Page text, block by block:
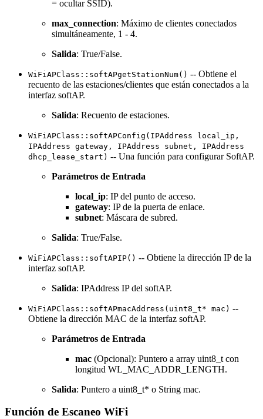
= ocultar SSID).
max_connection: Máximo de clientes conectados
simultáneamente, 1 - 4.
Salida: True/False.
WiFiAPClass::softAPgetStationNum() -- Obtiene el
recuento de las estaciones/clientes que están conectados a la
interfaz softAP.
Salida: Recuento de estaciones.
WiFiAPClass::softAPConfig(IPAddress local_ip,
IPAddress gateway, IPAddress subnet, IPAddress
dhcp_lease_start) -- Una función para configurar SoftAP.
Parámetros de Entrada
local_ip: IP del punto de acceso.
gateway: IP de la puerta de enlace.
subnet: Máscara de subred.
Salida: True/False.
WiFiAPClass::softAPIP() -- Obtiene la dirección IP de la
interfaz softAP.
Salida: IPAddress IP del softAP.
WiFiAPClass::softAPmacAddress(uint8_t* mac) --
Obtiene la dirección MAC de la interfaz softAP.
Parámetros de Entrada
mac (Opcional): Puntero a array uint8_t con
longitud WL_MAC_ADDR_LENGTH.
Salida: Puntero a uint8_t* o String mac.
Función de Escaneo WiFi